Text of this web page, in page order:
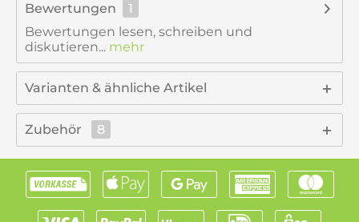
Bewertungen
1
Bewertungen lesen, schreiben und
diskutieren... mehr
Varianten & ähnliche Artikel
Zubehör 8